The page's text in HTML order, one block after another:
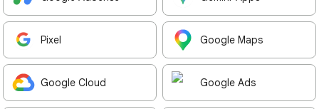
Pixel Google Maps
Google Cloud Google Ads